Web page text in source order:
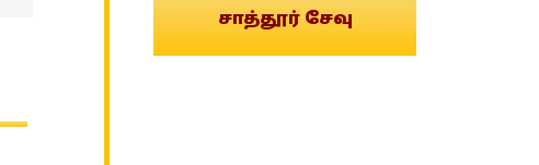
சாத்தூர் சேவு